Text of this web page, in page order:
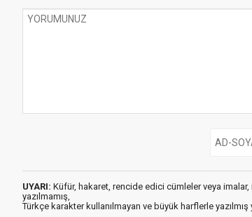
UYARI: Küfür, hakaret, rencide edici cümleler veya imalar,
yazılmamış,
Türkçe karakter kullanılmayan ve büyük harflerle